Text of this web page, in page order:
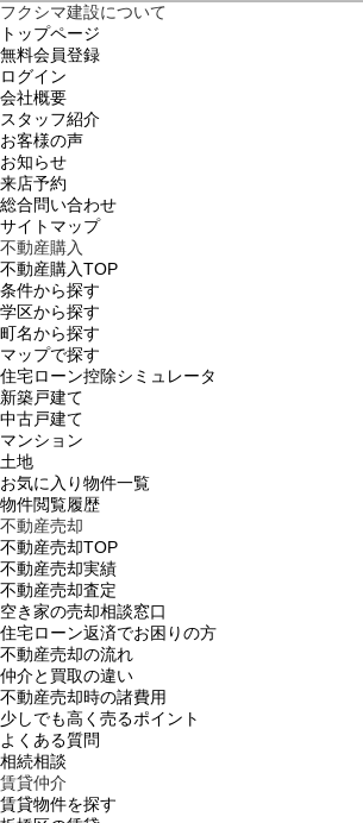
フクシマ建設について
トップページ
無料会員登録
ログイン
会社概要
スタッフ紹介
お客様の声
お知らせ
来店予約
総合問い合わせ
サイトマップ
不動産購入
不動産購入TOP
条件から探す
学区から探す
町名から探す
マップで探す
住宅ローン控除シミュレータ
新築戸建て
中古戸建て
マンション
土地
お気に入り物件一覧
物件閲覧履歴
不動産売却
不動産売却TOP
不動産売却実績
不動産売却査定
空き家の売却相談窓口
住宅ローン返済でお困りの方
不動産売却の流れ
仲介と買取の違い
不動産売却時の諸費用
少しでも高く売るポイント
よくある質問
相続相談
賃貸仲介
賃貸物件を探す